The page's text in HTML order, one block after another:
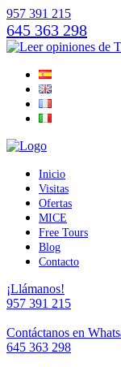
957 391 215
645 363 298
Inicio
Visitas
Ofertas
MICE
Free Tours
Blog
Contacto
¡Llámanos!
957 391 215
Contáctanos en
645 363 298